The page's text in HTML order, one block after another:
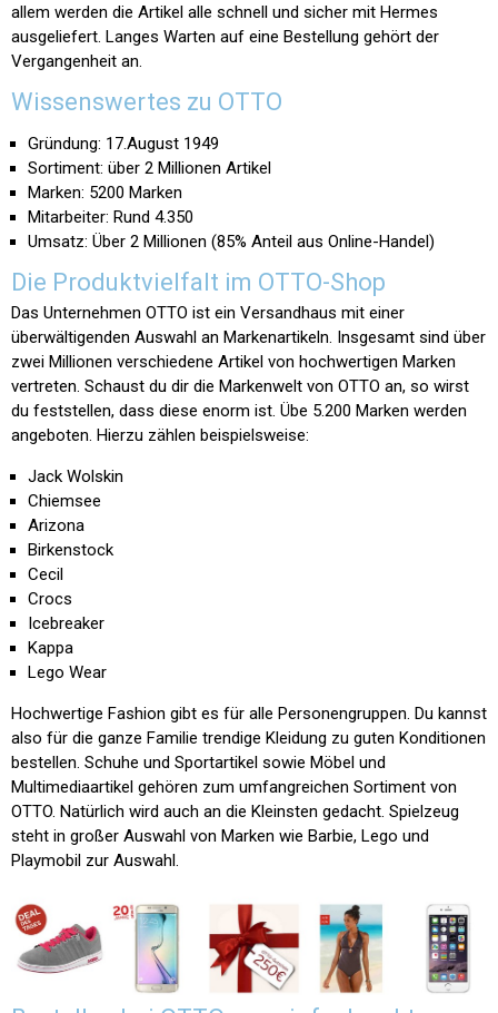
allem werden die Artikel alle schnell und sicher mit Hermes
ausgeliefert. Langes Warten auf eine Bestellung gehört der
Vergangenheit an.
Wissenswertes zu OTTO
Gründung: 17.August 1949
Sortiment: über 2 Millionen Artikel
Marken: 5200 Marken
Mitarbeiter: Rund 4.350
Umsatz: Über 2 Millionen (85% Anteil aus Online-Handel)
Die Produktvielfalt im OTTO-Shop
Das Unternehmen OTTO ist ein Versandhaus mit einer
überwältigenden Auswahl an Markenartikeln. Insgesamt sind über
zwei Millionen verschiedene Artikel von hochwertigen Marken
vertreten. Schaust du dir die Markenwelt von OTTO an, so wirst
du feststellen, dass diese enorm ist. Übe 5.200 Marken werden
angeboten. Hierzu zählen beispielsweise:
Jack Wolskin
Chiemsee
Arizona
Birkenstock
Cecil
Crocs
Icebreaker
Kappa
Lego Wear
Hochwertige Fashion gibt es für alle Personengruppen. Du kannst
also für die ganze Familie trendige Kleidung zu guten Konditionen
bestellen. Schuhe und Sportartikel sowie Möbel und
Multimediaartikel gehören zum umfangreichen Sortiment von
OTTO. Natürlich wird auch an die Kleinsten gedacht. Spielzeug
steht in großer Auswahl von Marken wie Barbie, Lego und
Playmobil zur Auswahl.